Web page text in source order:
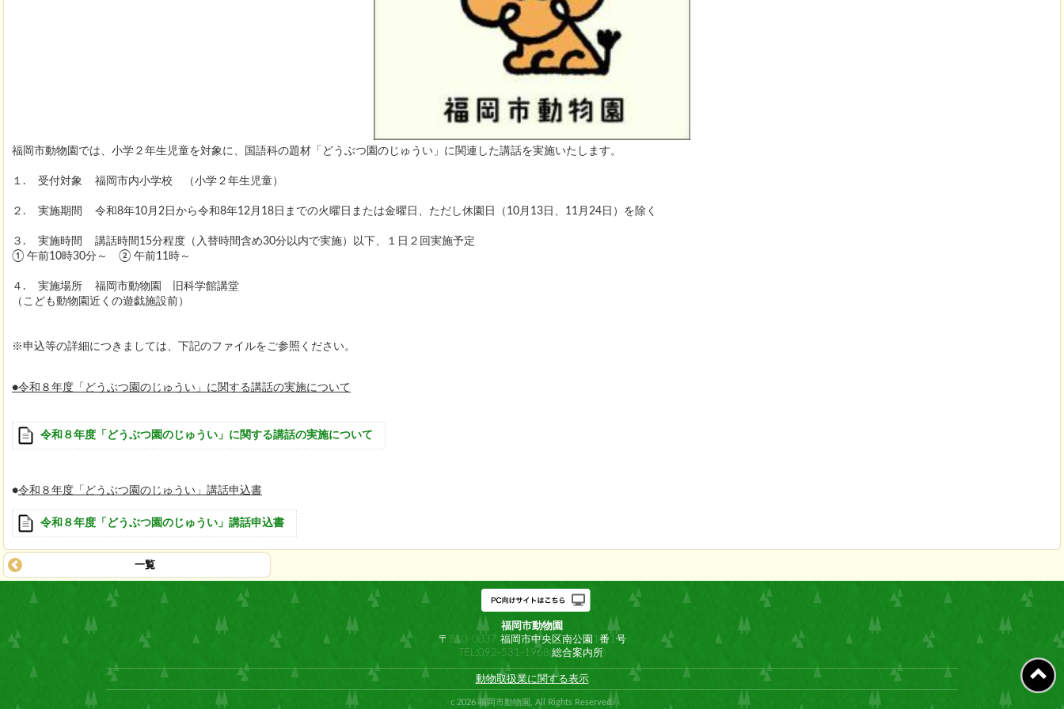
福岡市動物園では、小学２年生児童を対象に、国語科の題材「どうぶつ園のじゅうい」に関連した講話を実施いたします。
１. 受付対象 福岡市内小学校 （小学２年生児童）
２. 実施期間 令和8年10月2日から令和8年12月18日までの火曜日または金曜日、ただし休園日（10月13日、11月24日）を除く
３. 実施時間 講話時間15分程度（入替時間含め30分以内で実施）以下、１日２回実施予定
① 午前10時30分～ ② 午前11時～
４. 実施場所 福岡市動物園 旧科学館講堂
（こども動物園近くの遊戯施設前）
※申込等の詳細につきましては、下記のファイルをご参照ください。
●令和８年度「どうぶつ園のじゅうい」に関する講話の実施について
令和８年度「どうぶつ園のじゅうい」に関する講話の実施について
●令和８年度「どうぶつ園のじゅうい」講話申込書
令和８年度「どうぶつ園のじゅうい」講話申込書
一覧
福岡市動物園
〒810-0037 福岡市中央区南公園1番1号
TEL:092-531-1968(総合案内所)
動物取扱業に関する表示
c 2026 福岡市動物園, All Rights Reserved.